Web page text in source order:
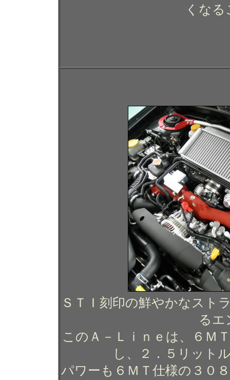
くな
ＳＴＩ刻印の鮮やかなスト
るエ
このＡ－Ｌｉｎｅは、６Ｍ
し、２．５リット
パワーも６ＭＴ仕様の３０